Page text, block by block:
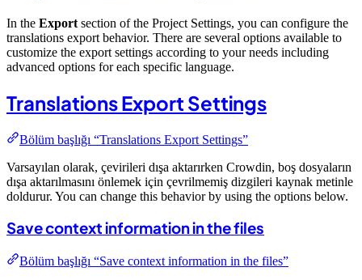
In the Export section of the Project Settings, you can configure the
translations export behavior. There are several options available to
customize the export settings according to your needs including
advanced options for each specific language.
Translations Export Settings
Bölüm başlığı “Translations Export Settings”
Varsayılan olarak, çevirileri dışa aktarırken Crowdin, boş dosyaların
dışa aktarılmasını önlemek için çevrilmemiş dizgileri kaynak metinle
doldurur. You can change this behavior by using the options below.
Save context information in the files
Bölüm başlığı “Save context information in the files”